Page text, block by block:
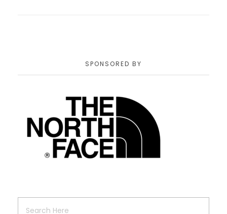
SPONSORED BY